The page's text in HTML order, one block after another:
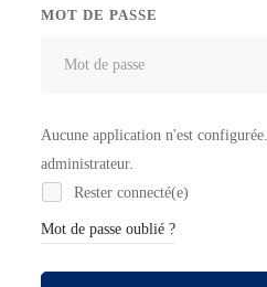
MOT DE PASSE
Aucune application n'est
administrateur.
Rester connecté(e)
Mot de passe oublié ?